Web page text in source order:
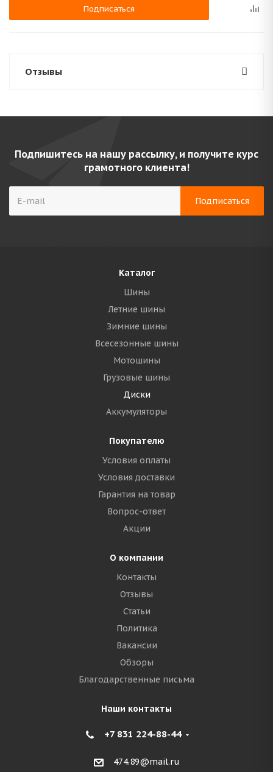
Подписаться
Отзывы
Подпишитесь на нашу рассылку, и получите курс
грамотного клиента!
Каталог
Шины
Летние шины
Зимние шины
Всесезонные шины
Мотошины
Грузовые шины
Диски
Аккумуляторы
Покупателю
Условия оплаты
Условия доставки
Гарантия на товар
Вопрос-ответ
Акции
О компании
Контакты
Отзывы
Статьи
Политика
Вакансии
Обзоры
Благодарственные письма
Наши контакты
+7 831 224-88-44
474.89@mail.ru